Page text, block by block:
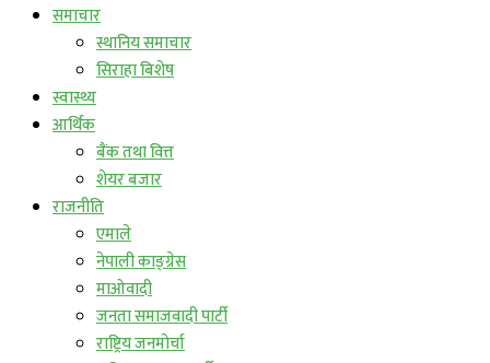
समाचार
स्थानिय समाचार
सिराहा बिशेष
स्वास्थ्य
आर्थिक
बैंक तथा वित्त
शेयर बजार
राजनीति
एमाले
नेपाली काङ्ग्रेस
माओवादी
जनता समाजवादी पार्टी
राष्ट्रिय जनमोर्चा